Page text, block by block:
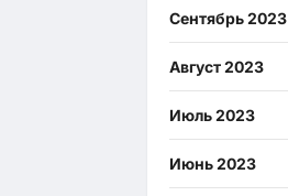
Сентябрь 2023
Август 2023
Июль 2023
Июнь 2023